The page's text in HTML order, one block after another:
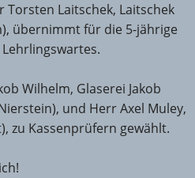
Laitschek, Laitschek
übernimmt für die 5-jährige
Wilhelm, Glaserei Jakob
und Herr Axel Muley,
zu Kassenprüfern gewählt.